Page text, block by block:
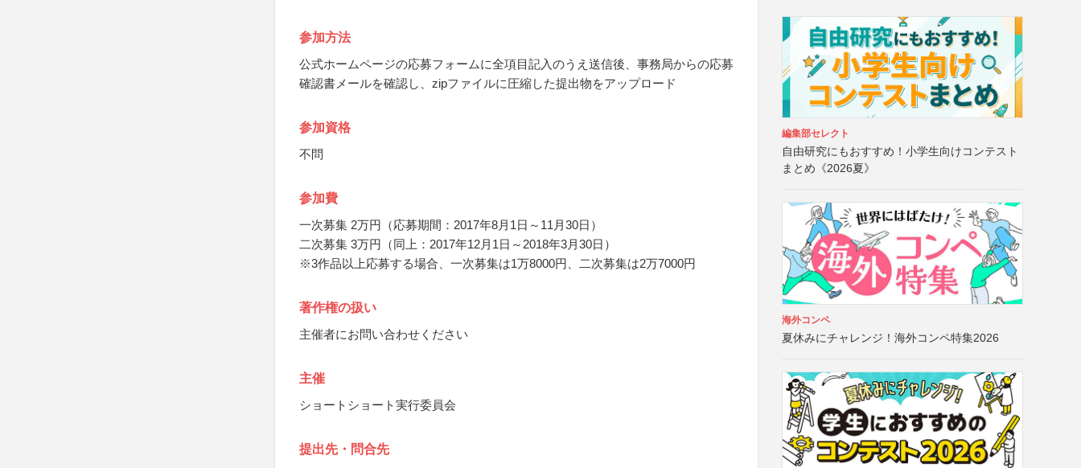
参加方法
公式ホームページの応募フォームに全項目記入のうえ送信後、事務局からの応募
確認書メールを確認し、zipファイルに圧縮した提出物をアップロード
参加資格
不問
参加費
一次募集 2万円（応募期間：2017年8月1日～11月30日）
二次募集 3万円（同上：2017年12月1日～2018年3月30日）
※3作品以上応募する場合、一次募集は1万8000円、二次募集は2万7000円
著作権の扱い
主催者にお問い合わせください
主催
ショートショート実行委員会
提出先・問合先
編集部セレクト
自由研究にもおすすめ！小学生向けコンテスト
まとめ《2026夏》
海外コンペ
夏休みにチャレンジ！海外コンペ特集2026